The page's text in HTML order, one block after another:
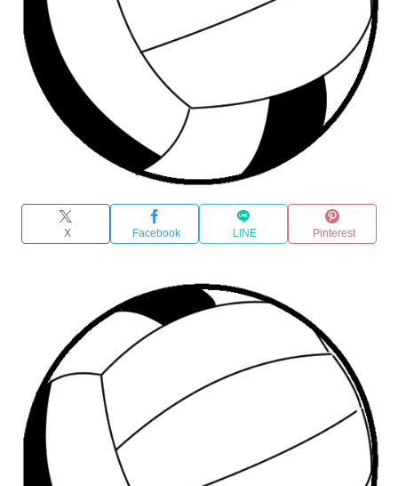
X Facebook LINE Pinterest